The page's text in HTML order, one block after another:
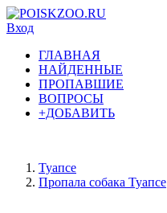
Вход
ГЛАВНАЯ
НАЙДЕННЫЕ
ПРОПАВШИЕ
ВОПРОСЫ
+ДОБАВИТЬ
Туапсе
Пропала собака Туапсе